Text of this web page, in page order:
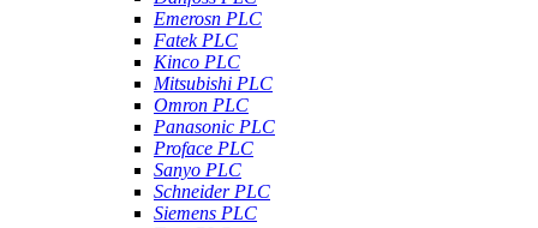
Emerosn PLC
Fatek PLC
Kinco PLC
Mitsubishi PLC
Omron PLC
Panasonic PLC
Proface PLC
Sanyo PLC
Schneider PLC
Siemens PLC